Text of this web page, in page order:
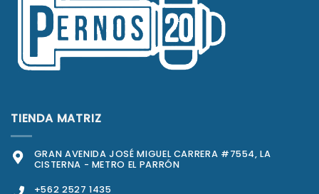
TIENDA MATRIZ
GRAN AVENIDA JOSÉ MIGUEL CARRERA #7554, LA
CISTERNA - METRO EL PARRÓN
+562 2527 1435